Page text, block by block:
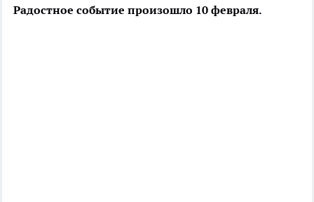
Радостное событие произошло 10 февраля.